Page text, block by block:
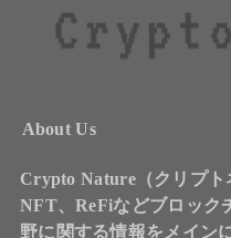
About Us
Crypto Nature（クリプト
NFT、ReFiなどブロック
野に関する情報をメイン